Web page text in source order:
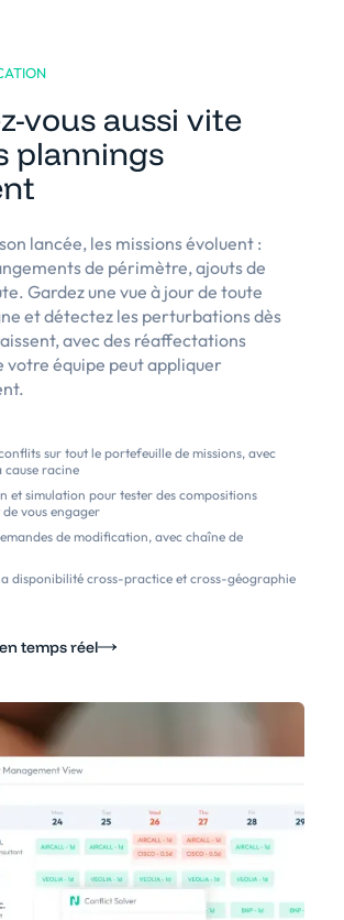
vous aussi vite
plannings
lancée, les missions évoluent :
de périmètre, ajouts de
Gardez une vue à jour de toute
et détectez les perturbations dès
avec des réaffectations
votre équipe peut appliquer
sur tout le portefeuille de missions, avec
racine
et simulation pour tester des compositions
vous engager
de modification, avec chaîne de
disponibilité cross-practice et cross-géographie
temps réel